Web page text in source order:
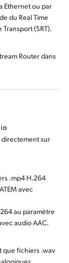
Ethernet ou par
du Real Time
(SRT).
Router dans
directement sur
.mp4 H.264
avec
au paramètre
audio AAC.
que fichiers .wav